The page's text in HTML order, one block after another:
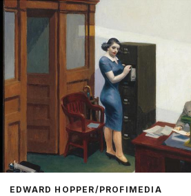
EDWARD HOPPER/PROFIMEDIA